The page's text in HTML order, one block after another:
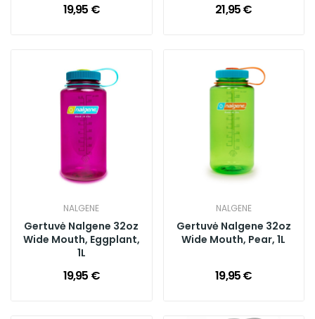
19,95 € 21,95 €
NALGENE
Gertuvė Nalgene 32oz
Wide Mouth, Eggplant,
1L
19,95 €
NALGENE
Gertuvė Nalgene 32oz
Wide Mouth, Pear, 1L
19,95 €